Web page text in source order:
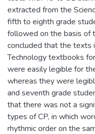
extracted from the
fifth to eighth grade
followed on the basis of
concluded that the texts
Technology textbooks
were easily legible for
whereas they were
and seventh grade
that there was not a
types of CP, in which
rhythmic order on the